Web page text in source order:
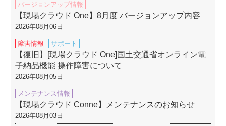
バージョンアップ情報
【現場クラウド One】8月度 バージョンアップ内容
2026年08月06日
障害情報 サポート
【復旧】[現場クラウド One]国土交通省オンライン電
子納品機能 操作障害について
2026年08月05日
メンテナンス情報
【現場クラウド Conne】メンテナンスのお知らせ
2026年08月03日